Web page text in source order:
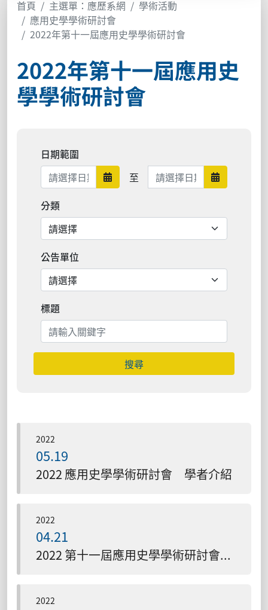
首頁 主選單：應歷系網
學術活動
應用史學學術研討會
2022年第十一屆應用史學學術研討會
2022年第十一屆應用史
學學術研討會
日期範圍
日期範圍開始
至 日期範圍結束 日期範圍
分類
公告單位
標題
搜尋
2022
05.19
2022 應用史學學術研討會 學者介紹
2022
04.21
2022 第十一屆應用史學學術研討會 報名網站
2022